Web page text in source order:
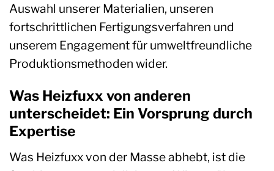
Auswahl unserer Materialien, unseren
fortschrittlichen Fertigungsverfahren und
unserem Engagement für umweltfreundliche
Produktionsmethoden wider.
Was Heizfuxx von anderen
unterscheidet: Ein Vorsprung durch
Expertise
Was Heizfuxx von der Masse abhebt, ist die